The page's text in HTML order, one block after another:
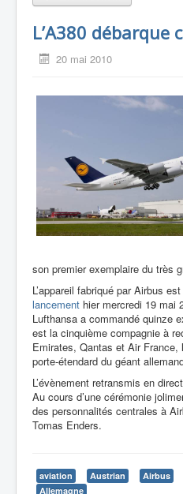
L’A380 débarque
20 mai 2010
son premier exemplaire du très
L’appareil fabriqué par Airbus
lancement hier mercredi 19 mai
Lufthansa a commandé quinze
est la cinquième compagnie à
Emirates, Qantas et Air France,
porte-étendard du géant
L’évènement retransmis en
Au cours d’une cérémonie
des personnalités centrales à
Tomas Enders.
aviation Austrian Airbus
Allemagne